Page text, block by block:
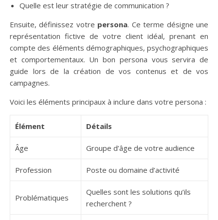
Quelle est leur stratégie de communication ?
Ensuite, définissez votre persona. Ce terme désigne une
représentation fictive de votre client idéal, prenant en
compte des éléments démographiques, psychographiques
et comportementaux. Un bon persona vous servira de
guide lors de la création de vos contenus et de vos
campagnes.
Voici les éléments principaux à inclure dans votre persona :
Élément Détails
Âge Groupe d’âge de votre audience
Profession Poste ou domaine d’activité
Problématiques
Quelles sont les solutions qu’ils
recherchent ?